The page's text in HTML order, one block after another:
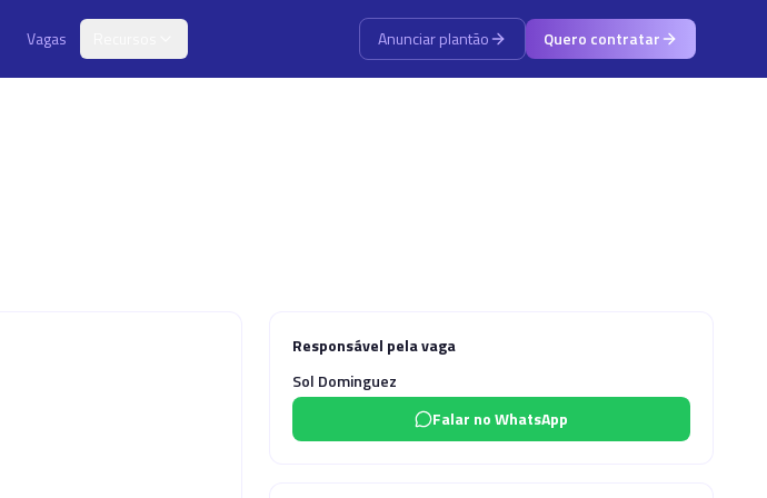
Vagas Anunciar plantão Quero contratar
Responsável pela vaga
Sol Dominguez
Falar no WhatsApp